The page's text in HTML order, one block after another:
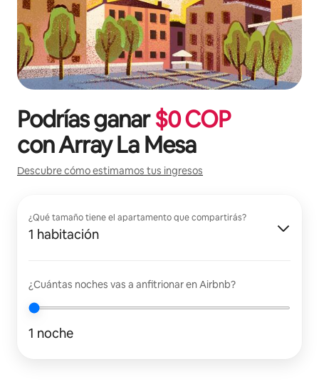
Podrías ganar$0COP
conArray La Mesa
Descubre cómo estimamos tus ingresos
¿Qué tamaño tiene el apartamento que compartirás?
1 habitación
¿Cuántas noches vas a anfitrionar en Airbnb?
1 noche